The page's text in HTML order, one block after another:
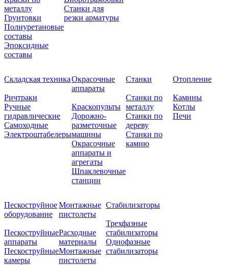
металлу
Грунтовки
Полиуретановые
составы
Эпоксидные
составы
Станки для
резки арматуры
Складская техника
Ричтраки
Ручные
гидравлические
Самоходные
Электроштабелеры
Окрасочные
аппараты
Краскопульты
Дорожно-
разметочные
машины
Окрасочные
аппараты и
агрегаты
Шпаклевочные
станции
Станки
Станки по
металлу
Станки по
дереву
Станки по
камню
Отопление
Камины
Котлы
Печи
Пескоструйное
оборудование
Пескоструйные
аппараты
Пескоструйные
камеры
Монтажные
пистолеты
Расходные
материалы
Монтажные
пистолеты
Стабилизаторы
Трехфазные
стабилизаторы
Однофазные
стабилизаторы